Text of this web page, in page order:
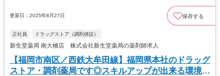
更新日：2025年8月27日 保存する
正社員 ドラッグストア（調剤併設）
新生堂薬局 南大橋店 株式会社新生堂薬局の薬剤師求人
【福岡市南区／西鉄大牟田線】福岡県本社のドラッグ
ストア・調剤薬局です◎スキルアップが出来る環境で